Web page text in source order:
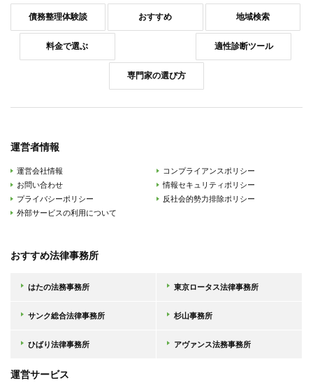
債務整理体験談 おすすめ 地域検索
料金で選ぶ 適性診断ツール
専門家の選び方
運営者情報
運営会社情報
お問い合わせ
プライバシーポリシー
外部サービスの利用について
コンプライアンスポリシー
情報セキュリティポリシー
反社会的勢力排除ポリシー
おすすめ法律事務所
はたの法務事務所 東京ロータス法律事務所
サンク総合法律事務所 杉山事務所
ひばり法律事務所 アヴァンス法務事務所
運営サービス